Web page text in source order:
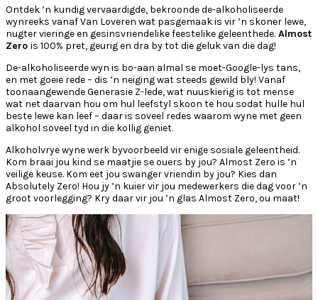
Ontdek ’n kundig vervaardigde, bekroonde de-alkoholiseerde
wynreeks vanaf Van Loveren wat pasgemaak is vir ’n skoner lewe,
nugter vieringe en gesinsvriendelike feestelike geleenthede. Almost
Zero is 100% pret, geurig en dra by tot die geluk van die dag!
De-alkoholiseerde wyn is bo-aan almal se moet-Google-lys tans,
en met goeie rede – dis ’n neiging wat steeds gewild bly! Vanaf
toonaangewende Generasie Z-lede, wat nuuskierig is tot mense
wat net daarvan hou om hul leefstyl skoon te hou sodat hulle hul
beste lewe kan leef – daar is soveel redes waarom wyne met geen
alkohol soveel tyd in die kollig geniet.
Alkoholvrye wyne werk byvoorbeeld vir enige sosiale geleentheid.
Kom braai jou kind se maatjie se ouers by jou? Almost Zero is ’n
veilige keuse. Kom eet jou swanger vriendin by jou? Kies dan
Absolutely Zero! Hou jy ’n kuier vir jou medewerkers die dag voor ’n
groot voorlegging? Kry daar vir jou ’n glas Almost Zero, ou maat!